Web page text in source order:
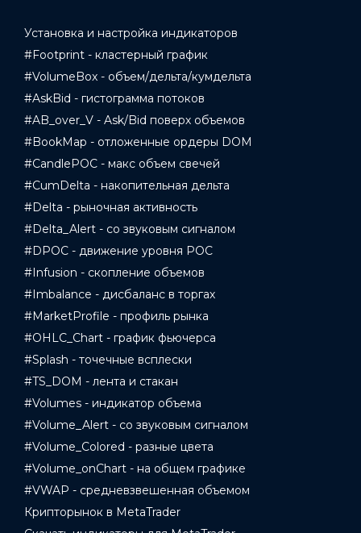
Установка и настройка индикаторов
#Footprint - кластерный график
#VolumeBox - объем/дельта/кумдельта
#AskBid - гистограмма потоков
#AB_over_V - Ask/Bid поверх объемов
#BookMap - отложенные ордеры DOM
#CandlePOC - макс объем свечей
#CumDelta - накопительная дельта
#Delta - рыночная активность
#Delta_Alert - со звуковым сигналом
#DPOC - движение уровня POC
#Infusion - скопление объемов
#Imbalance - дисбаланс в торгах
#MarketProfile - профиль рынка
#OHLC_Chart - график фьючерса
#Splash - точечные всплески
#TS_DOM - лента и стакан
#Volumes - индикатор объема
#Volume_Alert - со звуковым сигналом
#Volume_Colored - разные цвета
#Volume_onChart - на общем графике
#VWAP - средневзвешенная объемом
Крипторынок в MetaTrader